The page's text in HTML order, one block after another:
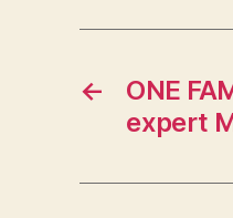
←
ONE
expert